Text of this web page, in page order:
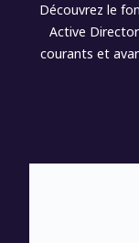
Découvrez le
Active
courants et